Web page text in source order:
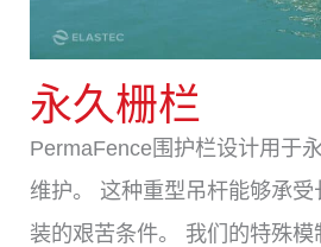
永久栅栏
PermaFence围护栏设计用于
维护。 这种重型吊杆能够承
装的艰苦条件。 我们的特殊